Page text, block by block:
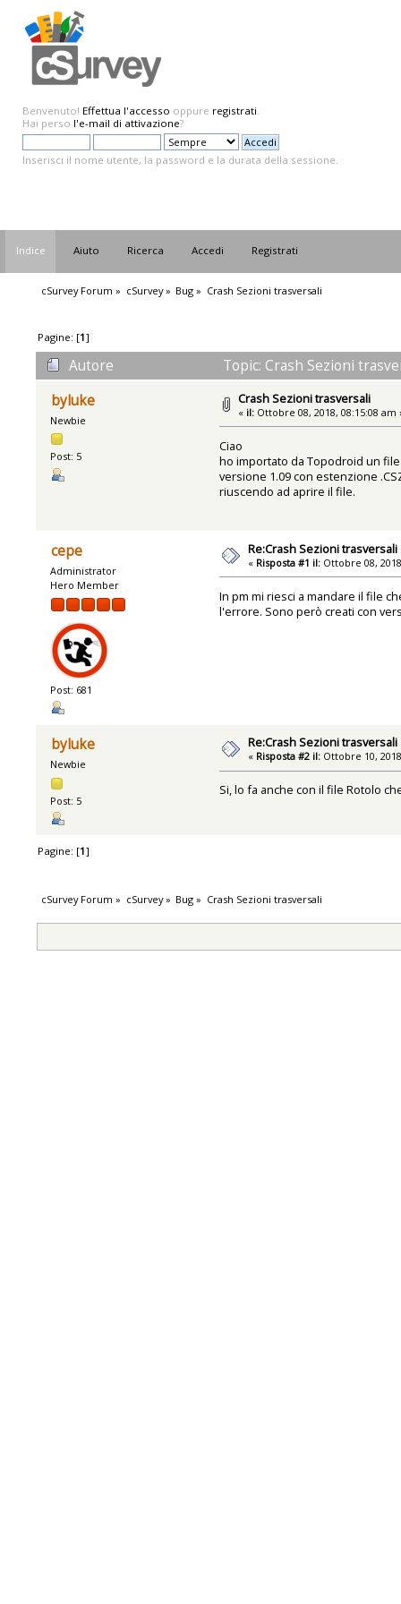
Benvenuto! Effettua l'accesso oppure registrati.
Hai perso l'e-mail di attivazione?
Inserisci il nome utente, la password e la durata della sessione.
Indice Aiuto Ricerca Accedi Registrati
cSurvey Forum » cSurvey» Bug » Crash Sezioni trasversali
Pagine: [1]
Autore
Topic: Crash Sezioni
byluke
Newbie
Post: 5
Crash Sezioni trasversali
« il: Ottobre 08, 2018, 08:15:08 am
Ciao
ho importato da Topodroid un
versione 1.09 con estenzione
riuscendo ad aprire il file.
cepe
Administrator
Hero Member
Post: 681
Re:Crash Sezioni trasversali
« Risposta #1 il: Ottobre 08,
In pm mi riesci a mandare il file
l'errore. Sono però creati con
byluke
Newbie
Post: 5
Re:Crash Sezioni trasversali
« Risposta #2 il: Ottobre 10,
Si, lo fa anche con il file Rotolo
Pagine: [1]
cSurvey Forum » cSurvey» Bug » Crash Sezioni trasversali